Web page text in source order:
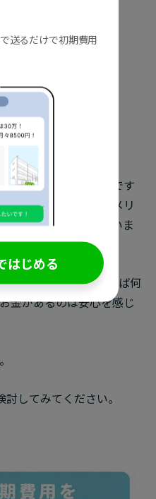
送るだけで初期費用
はじめる
録しています。
を紹介します。
ローは変わらないのです
トがある中で他にデメリ
のがいいなと思っていま
、smoothを利用すれば何
金があるのは安心を感じ
。
してみてください。